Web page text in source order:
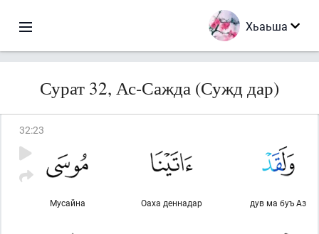
Хьаьша
Сурат 32, Ас-Сажда (Сужд дар)
32:23
дув ма буъ Аз
Оаха деннадар
Мусайна